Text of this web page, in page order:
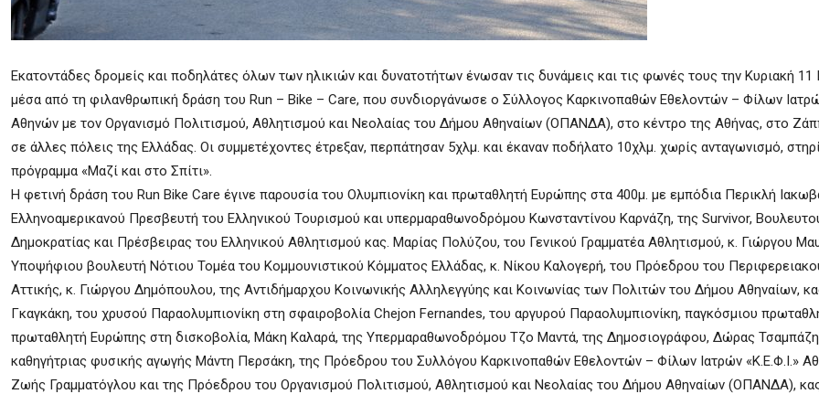
Εκατοντάδες δρομείς και ποδηλάτες όλων των ηλικιών και δυνατοτήτων ένωσαν τις δυνάμεις και τις φωνές τους την Κυριακή 11
μέσα από τη φιλανθρωπική δράση του Run – Bike – Care, που συνδιοργάνωσε ο Σύλλογος Καρκινοπαθών Εθελοντών – Φίλων
Αθηνών με τον Οργανισμό Πολιτισμού, Αθλητισμού και Νεολαίας του Δήμου Αθηναίων (ΟΠΑΝΔΑ), στο κέντρο της Αθήνας, στο
σε άλλες πόλεις της Ελλάδας. Οι συμμετέχοντες έτρεξαν, περπάτησαν 5χλμ. και έκαναν ποδήλατο 10χλμ. χωρίς ανταγωνισμό,
πρόγραμμα «Μαζί και στο Σπίτι».
Η φετινή δράση του Run Bike Care έγινε παρουσία του Ολυμπιονίκη και πρωταθλητή Ευρώπης στα 400μ. με εμπόδια Περικλή
Ελληνοαμερικανού Πρεσβευτή του Ελληνικού Τουρισμού και υπερμαραθωνοδρόμου Κωνσταντίνου Καρνάζη, της Survivor,
Δημοκρατίας και Πρέσβειρας του Ελληνικού Αθλητισμού κας. Μαρίας Πολύζου, του Γενικού Γραμματέα Αθλητισμού, κ. Γιώργου
Υποψήφιου βουλευτή Νότιου Τομέα του Κομμουνιστικού Κόμματος Ελλάδας, κ. Νίκου Καλογερή, του Πρόεδρου του
Αττικής, κ. Γιώργου Δημόπουλου, της Αντιδήμαρχου Κοινωνικής Αλληλεγγύης και Κοινωνίας των Πολιτών του Δήμου Αθηναίων,
Γκαγκάκη, του χρυσού Παραολυμπιονίκη στη σφαιροβολία Chejon Fernandes, του αργυρού Παραολυμπιονίκη, παγκόσμιου
πρωταθλητή Ευρώπης στη δισκοβολία, Μάκη Καλαρά, της Υπερμαραθωνοδρόμου Τζο Μαντά, της Δημοσιογράφου, Δώρας
καθηγήτριας φυσικής αγωγής Μάντη Περσάκη, της Πρόεδρου του Συλλόγου Καρκινοπαθών Εθελοντών – Φίλων Ιατρών «Κ.Ε.Φ.Ι.»
Ζωής Γραμματόγλου και της Πρόεδρου του Οργανισμού Πολιτισμού, Αθλητισμού και Νεολαίας του Δήμου Αθηναίων (ΟΠΑΝΔΑ),